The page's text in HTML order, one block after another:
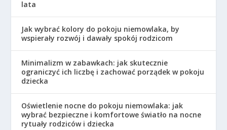
lata
Jak wybrać kolory do pokoju niemowlaka, by
wspierały rozwój i dawały spokój rodzicom
Minimalizm w zabawkach: jak skutecznie
ograniczyć ich liczbę i zachować porządek w pokoju
dziecka
Oświetlenie nocne do pokoju niemowlaka: jak
wybrać bezpieczne i komfortowe światło na nocne
rytuały rodziców i dziecka